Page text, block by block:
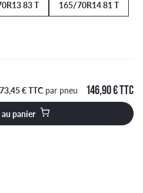
83 T
165/70R14 81 T
à ajouter au panier
73,45 € TTC par pneu 146,90 € TTC
panier